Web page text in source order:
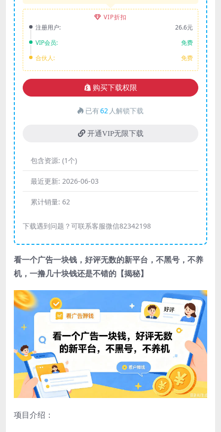
VIP折扣
注册用户:
26.6元
VIP会员:
免费
合伙人:
免费
购买下载权限
已有62 人解锁下载
开通VIP无限下载
包含资源: (1个)
最近更新: 2026-06-03
累计销量: 62
下载遇到问题？可联系客服微信82342198
看一个广告一块钱，好评无数的新平台，不黑号，不养
机，一撸几十块钱还是不错的【揭秘】
项目介绍：